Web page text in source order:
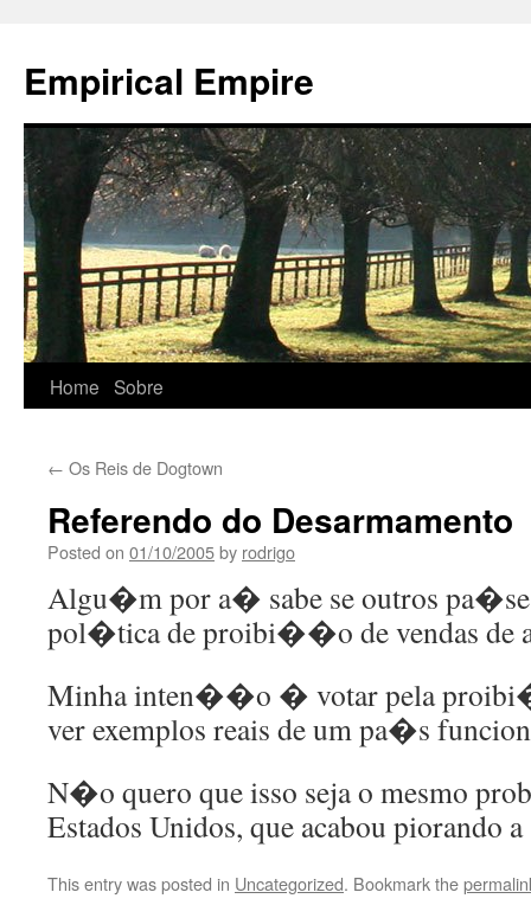
Empirical Empire
Skip
content
Home Sobre
← Os Reis de Dogtown
Referendo do Desarmamento
Posted on 01/10/2005by rodrigo
Algu�m por a� sabe se outros
pol�tica de proibi��o de vendas de
Minha inten��o � votar pela
ver exemplos reais de um pa�s
N�o quero que isso seja o mesmo
Estados Unidos, que acabou
This entry was posted in Uncategorized. Bookmark the